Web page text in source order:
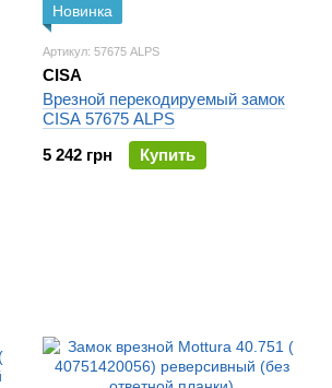
Новинка
Артикул: 57675 ALPS
CISA
Врезной перекодируемый замок
CISA 57675 ALPS
5 242 грн
Купить